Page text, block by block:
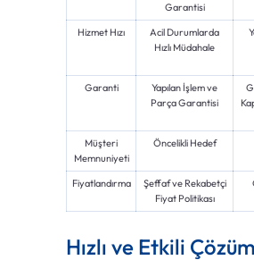
Garantisi
Hizmet Hızı
Acil Durumlarda
Hızlı Müdahale
Garanti
Yapılan İşlem ve
Parça Garantisi
Müşteri
Memnuniyeti
Öncelikli Hedef
Fiyatlandırma
Şeffaf ve Rekabetçi
Fiyat Politikası
Hızlı ve Etkili